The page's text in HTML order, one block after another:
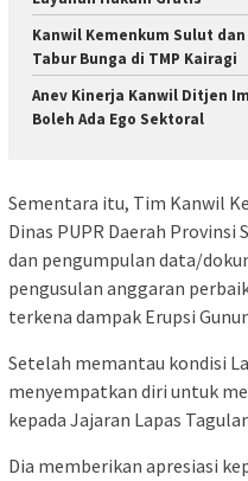
‎Kanwil Kemenkum Sulut
Tabur Bunga di TMP Kairagi
Anev Kinerja Kanwil Ditjen
Boleh Ada Ego Sektoral
Sementara itu, Tim Kanwil
Dinas PUPR Daerah
dan pengumpulan data/
pengusulan anggaran
terkena dampak Erupsi
Setelah memantau kondisi
menyempatkan diri untuk
kepada Jajaran Lapas
Dia memberikan apresiasi